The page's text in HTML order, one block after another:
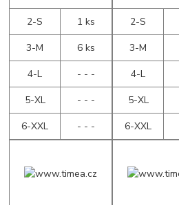
2-S
1 ks
3-M
6 ks
4-L
- - -
5-XL
- - -
6-XXL
- - -
2-S
3-M
4-L
5-XL
6-XXL